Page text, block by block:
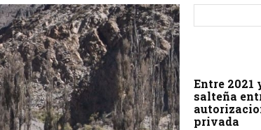
Entre 2021
salteña
privada